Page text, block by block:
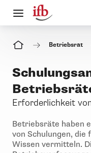
Betriebsrat
Erforderlichkeit
Betriebsräte haben
von Schulungen,
Wissen vermitteln.